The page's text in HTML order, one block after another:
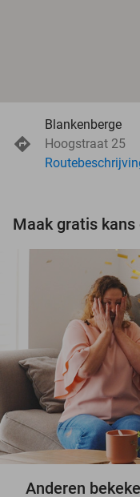
Blankenberge
Hoogstraat 25
Anderen